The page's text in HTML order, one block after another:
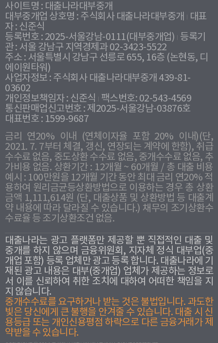
사이트명 : 대출나라대부중개
대부중개업 상호명 : 주식회사 대출나라대부중개
대표
자 : 신준식
등록번호 : 2025-서울강남-0111(대부중개업) 등록기
관 : 서울 강남구 지역경제과 02-3423-5522
주소 : 서울특별시 강남구 선릉로 655, 16층 (논현동, 디
에이원타워)
사업자정보 : 주식회사 대출나라대부중개 439-81-
03602
개인정보책임자 : 신준식
팩스번호: 02-543-4569
통신판매업신고번호 : 제2025-서울강남-03876호
대표번호 : 1599-9687
금리 연20% 이내 (연체이자율 포함 20% 이내)(단,
2021. 7. 7부터 체결, 갱신, 연장되는 계약에 한함), 취급
수수료 없음, 중도상환 수수료 없음, 중개수수료 없음, 추
가비용 없음. 상환기간 : 12개월 ~ 60개월 / 총 대출 비용
예시 : 100만원을 12개월 기간 동안 최대 금리 연20% 적
용하여 원리금균등상환방법으로 이용하는 경우 총 상환
금액 1,111,614원 (단, 대출상품 및 상환방법 등 대출계
약 내용에 따라 달라질 수 있습니다.) 채무의 조기상환수
수료율 등 조기상환조건 없음.
대출나라는 광고 플랫폼만 제공할 뿐 직접적인 대출 및
중개를 하지 않으며 금융위원회, 지자체 정식 대부업(중
개업 포함) 등록 업체만 광고 등록 합니다. 대출나라에 기
재된 광고 내용은 대부(중개업) 업체가 제공하는 정보로
서 이를 신뢰하여 취한 조치에 대하여 어떠한 책임을 지
지 않습니다.
중개수수료를 요구하거나 받는 것은 불법입니다. 과도한
빛은 당신에게 큰 불행을 안겨줄 수 있습니다. 대출 시 신
용등급 또는 개인신용평점 하락으로 다른 금융거래가 제
약받을 수 있습니다.